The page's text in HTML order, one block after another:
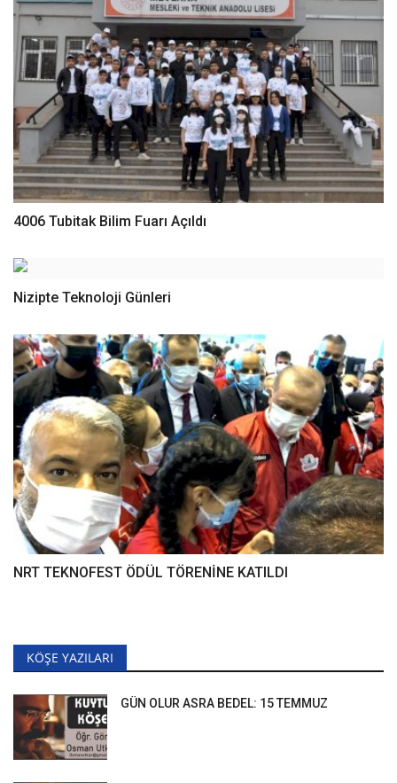
4006 Tubitak Bilim Fuarı Açıldı
Nizipte Teknoloji Günleri
NRT TEKNOFEST ÖDÜL TÖRENİNE KATILDI
KÖŞE YAZILARI
GÜN OLUR ASRA BEDEL: 15 TEMMUZ